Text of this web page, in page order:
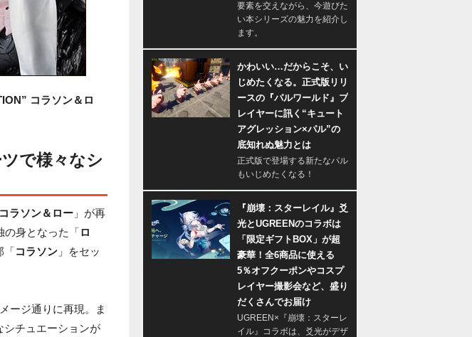
コラソン＆ロ
で様々なシ
コラソン＆ロー 」が再
の身となった「ロ
「コラソン 」をセッ
ージ通りに再現。ま
シチュエーションが
要素を交えながら、今遊びた
い本シリーズの魅力を紹介し
ます。
かわいい…だからこそ、い
じめたくなる。正式版リリ
ースの『パルワールド』プ
レイヤーに訊く“キュート
アグレッション×パル”の
底知れぬ魅力とは
正式版で登場する新たなパル
もいじめたくなる！
『崩壊：スターレイル』爻
光とUGREENのコラボは
「限定ギフトBOX」が超
豪華！全6商品に使える
5％オフクーポンやコスプ
レイヤー撮影会など、盛り
だくさんでお届け
UGREEN×『崩壊：スターレ
イル』コラボは、爻光がデザ